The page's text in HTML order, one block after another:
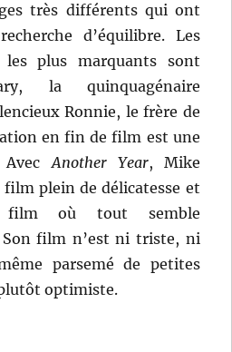
très différents qui ont
d’équilibre. Les
les plus marquants sont
la quinquagénaire
Ronnie, le frère de
en fin de film est une
AvecAnother Year, Mike
plein de délicatesse et
film où tout semble
film n’est ni triste, ni
parsemé de petites
optimiste.